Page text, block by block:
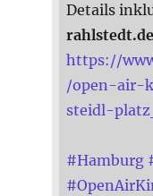
Details
rahlstedt.de
https://
/open-air-
steidl-
#Hamburg
#